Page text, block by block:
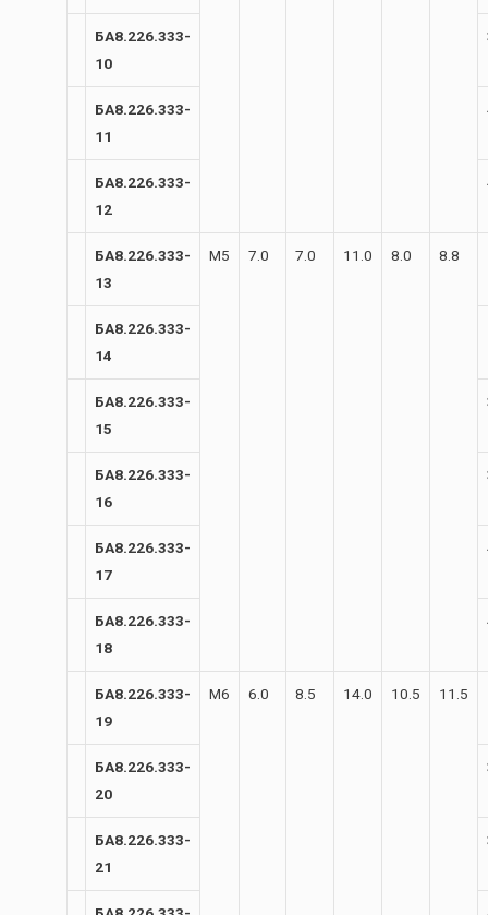
БА8.226.333-
10
БА8.226.333-
11
БА8.226.333-
12
БА8.226.333-
13
М5 7.0 7.0 11.0 8.0 8.8
БА8.226.333-
14
БА8.226.333-
15
БА8.226.333-
16
БА8.226.333-
17
БА8.226.333-
18
БА8.226.333-
19
М6 6.0 8.5 14.0 10.5 11.5
БА8.226.333-
20
БА8.226.333-
21